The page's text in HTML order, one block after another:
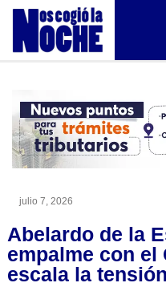
julio 7, 2026
Abelardo de la
empalme con el
escala la